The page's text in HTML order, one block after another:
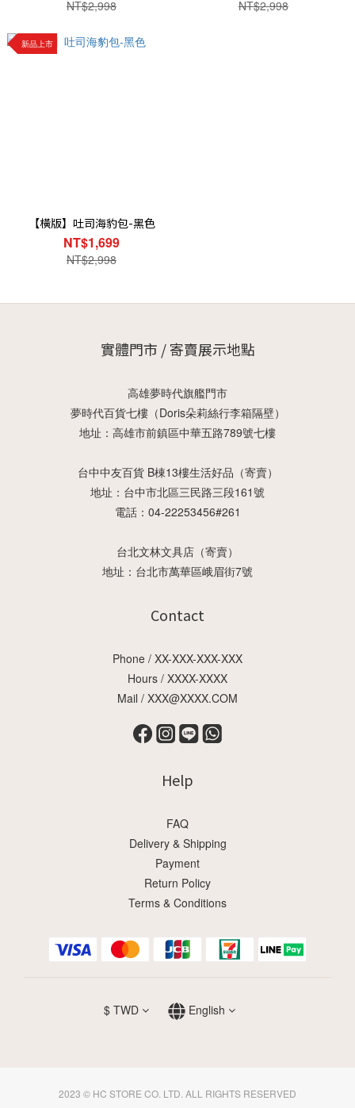
NT$2,998 NT$2,998
新品上市
【橫版】吐司海豹包-黑色
NT$1,699
NT$2,998
實體門市 / 寄賣展示地點
高雄夢時代旗艦門市
夢時代百貨七樓（Doris朵莉絲行李箱隔壁）
地址：高雄市前鎮區中華五路789號七樓
台中中友百貨 B棟13樓生活好品（寄賣）
地址：台中市北區三民路三段161號
電話：04-22253456#261
台北文林文具店（寄賣）
地址：台北市萬華區峨眉街7號
Contact
Phone / XX-XXX-XXX-XXX
Hours / XXXX-XXXX
Mail / XXX@XXXX.COM
Help
FAQ
Delivery & Shipping
Payment
Return Policy
Terms & Conditions
$ TWD English
2023 © HC STORE CO. LTD. ALL RIGHTS RESERVED